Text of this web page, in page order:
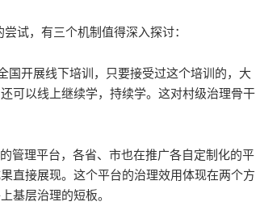
试，有三个机制值得深入探讨：
国开展线下培训，只要接受过这个培训的，大
可以线上继续学，持续学。这对村级治理骨干
管理平台，各省、市也在推广各自定制化的平
直接展现。这个平台的治理效用体现在两个方
基层治理的短板。